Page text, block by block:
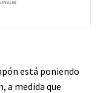
está poniendo
a medida que